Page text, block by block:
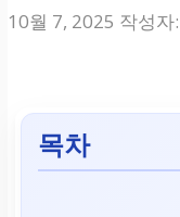
10월 7, 2025 작성자:
목차